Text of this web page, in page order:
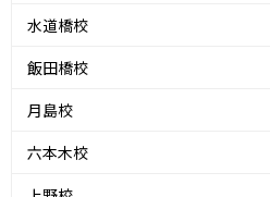
水道橋校
飯田橋校
月島校
六本木校